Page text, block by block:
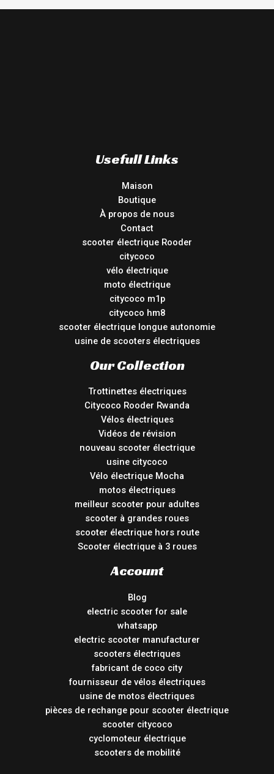
Usefull Links
Maison
Boutique
À propos de nous
Contact
scooter électrique Rooder
citycoco
vélo électrique
moto électrique
citycoco m1p
citycoco hm8
scooter électrique longue autonomie
usine de scooters électriques
Our Collection
Trottinettes électriques
Citycoco Rooder Rwanda
Vélos électriques
Vidéos de révision
nouveau scooter électrique
usine citycoco
Vélo électrique Mocha
motos électriques
meilleur scooter pour adultes
scooter à grandes roues
scooter électrique hors route
Scooter électrique à 3 roues
Account
Blog
electric scooter for sale
whatsapp
electric scooter manufacturer
scooters électriques
fabricant de coco city
fournisseur de vélos électriques
usine de motos électriques
pièces de rechange pour scooter électrique
scooter citycoco
cyclomoteur électrique
scooters de mobilité